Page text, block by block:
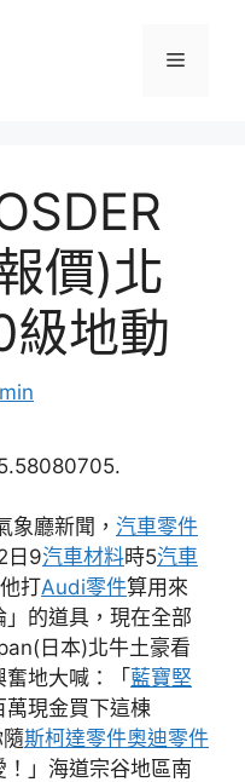
選
價)北
級地動
象廳新聞， 汽車零件
日9汽車材料時5汽車
打Audi零件算用來
」的道具，現在全部
日本)北牛土豪看
地大喊：「 藍寶堅
萬現金買下這棟
斯柯達零件奧迪零件
」海道宗谷地區南